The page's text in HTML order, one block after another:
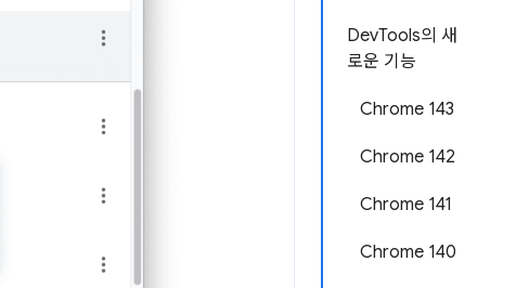
DevTools의 새
로운 기능
Chrome 143
Chrome 142
Chrome 141
Chrome 140